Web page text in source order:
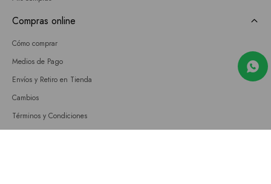
Compras online
Cómo comprar
Medios de Pago
Envíos y Retiro en Tienda
Cambios
Términos y Condiciones